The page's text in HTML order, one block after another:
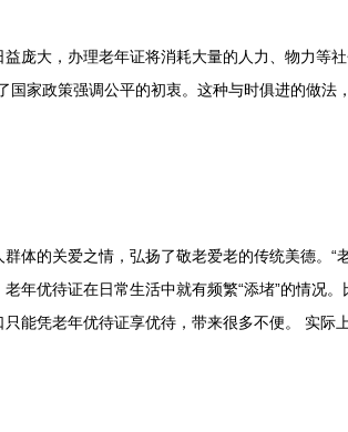
大，办理老年证将消耗大量的人力、物力等社
国家政策强调公平的初衷。这种与时俱进的做法
的关爱之情，弘扬了敬老爱老的传统美德。“
年优待证在日常生活中就有频繁“添堵”的情况
能凭老年优待证享优待，带来很多不便。 实际